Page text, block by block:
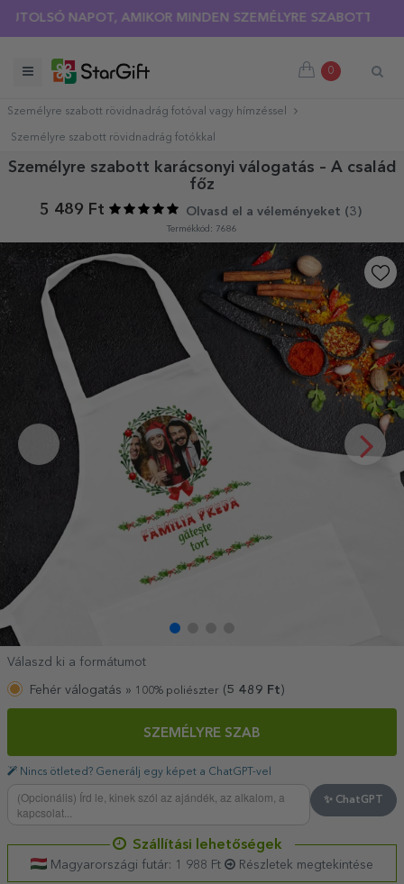
NAPOT, AMIKOR MINDEN SZEMÉLYRE SZABOTT PÓLÓRA
0
Személyre szabott rövidnadrág fotóval vagy hímzéssel
Személyre szabott rövidnadrág fotókkal
Személyre szabott karácsonyi válogatás – A család
főz
5 489 Ft
Olvasd el a véleményeket (3 )
Termékkód: 7686
Válaszd ki a formátumot
Fehér válogatás » 100% poliészter (5 489 Ft )
SZEMÉLYRE SZAB
Nincs ötleted? Generálj egy képet a ChatGPT-vel
✨ ChatGPT
Szállítási lehetőségek
Magyarországi futár: 1 988 Ft Részletek megtekintése